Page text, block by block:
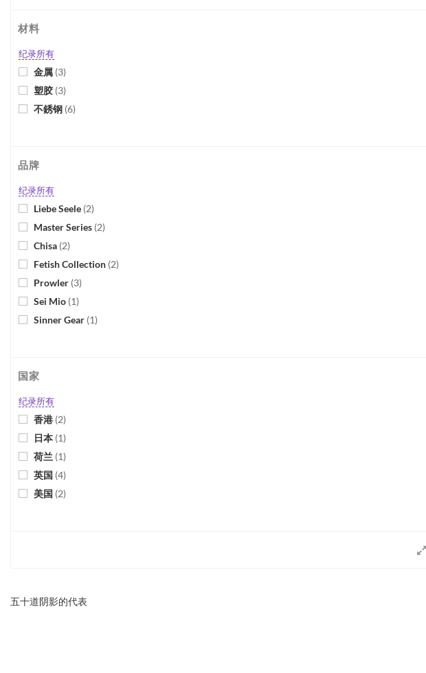
材料
纪录所有
金属 (3)
塑胶 (3)
不銹钢 (6)
品牌
纪录所有
Liebe Seele (2)
Master Series (2)
Chisa (2)
Fetish Collection (2)
Prowler (3)
Sei Mio (1)
Sinner Gear (1)
国家
纪录所有
香港 (2)
日本 (1)
荷兰 (1)
英国 (4)
美国 (2)
五十道阴影的代表